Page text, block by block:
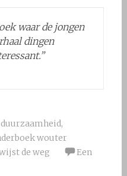
waar de jongen
dingen
,
wouter
de weg
Een